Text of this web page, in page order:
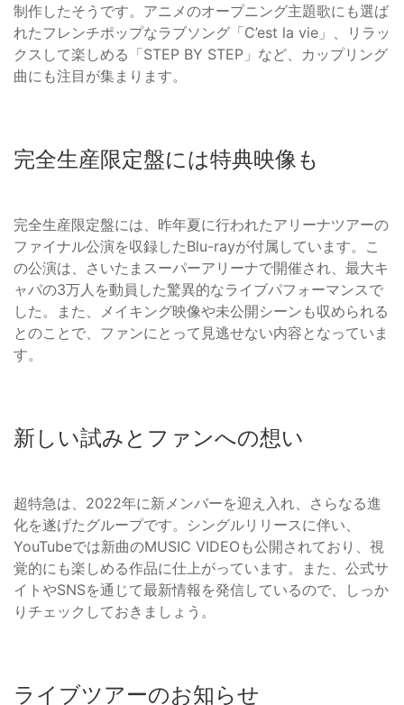
制作したそうです。アニメのオープニング主題歌にも選ば
れたフレンチポップなラブソング「C’est la vie」、リラッ
クスして楽しめる「STEP BY STEP」など、カップリング
曲にも注目が集まります。
完全生産限定盤には特典映像も
完全生産限定盤には、昨年夏に行われたアリーナツアーの
ファイナル公演を収録したBlu-rayが付属しています。こ
の公演は、さいたまスーパーアリーナで開催され、最大キ
ャパの3万人を動員した驚異的なライブパフォーマンスで
した。また、メイキング映像や未公開シーンも収められる
とのことで、ファンにとって見逃せない内容となっていま
す。
新しい試みとファンへの想い
超特急は、2022年に新メンバーを迎え入れ、さらなる進
化を遂げたグループです。シングルリリースに伴い、
YouTubeでは新曲のMUSIC VIDEOも公開されており、視
覚的にも楽しめる作品に仕上がっています。また、公式サ
イトやSNSを通じて最新情報を発信しているので、しっか
りチェックしておきましょう。
ライブツアーのお知らせ